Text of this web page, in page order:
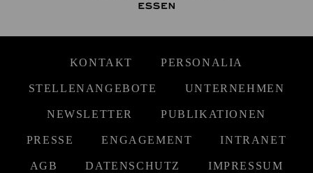
KONTAKT PERSONALIA
STELLENANGEBOTE UNTERNEHMEN
NEWSLETTER PUBLIKATIONEN
PRESSE ENGAGEMENT INTRANET
AGB DATENSCHUTZ IMPRESSUM